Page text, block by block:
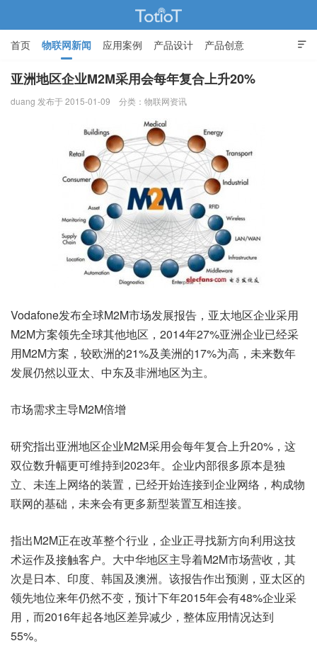

首页 物联网新闻 应用案例 产品设计 产品创意
智能家居
亚洲地区企业M2M采用会每年复合上升20%
duang 发布于 2015-01-09 分类： 物联网资讯
Vodafone发布全球M2M市场发展报告，亚太地区企业采用
M2M方案领先全球其他地区，2014年27%亚洲企业已经采
用M2M方案，较欧洲的21%及美洲的17%为高，未来数年
发展仍然以亚太、中东及非洲地区为主。
市场需求主导M2M倍增
研究指出亚洲地区企业M2M采用会每年复合上升20%，这
双位数升幅更可维持到2023年。企业内部很多原本是独
立、未连上网络的装置，已经开始连接到企业网络，构成物
联网的基础，未来会有更多新型装置互相连接。
指出M2M正在改革整个行业，企业正寻找新方向利用这技
术运作及接触客户。大中华地区主导着M2M市场营收，其
次是日本、印度、韩国及澳洲。该报告作出预测，亚太区的
领先地位来年仍然不变，预计下年2015年会有48%企业采
用，而2016年起各地区差异减少，整体应用情况达到
55%。